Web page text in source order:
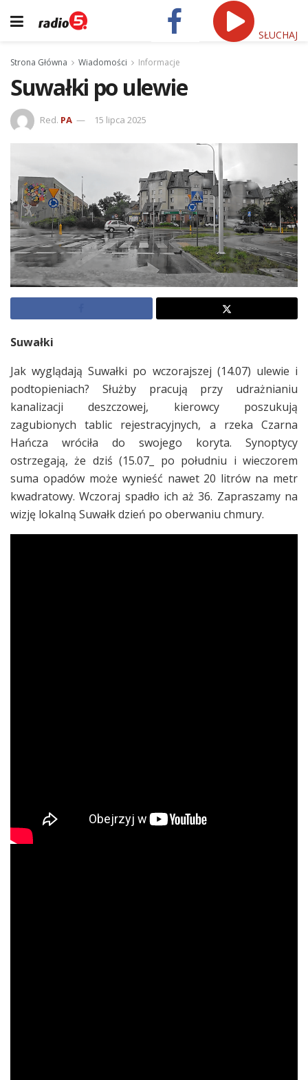
SŁUCHAJ
Strona Główna Wiadomości Informacje
Suwałki po ulewie
Red. PA 15 lipca 2025
Suwałki
Jak wyglądają Suwałki po wczorajszej (14.07) ulewie i
podtopieniach? Służby pracują przy udrażnianiu
kanalizacji deszczowej, kierowcy poszukują
zagubionych tablic rejestracyjnych, a rzeka Czarna
Hańcza wróciła do swojego koryta. Synoptycy
ostrzegają, że dziś (15.07_ po południu i wieczorem
suma opadów może wynieść nawet 20 litrów na metr
kwadratowy. Wczoraj spadło ich aż 36. Zapraszamy na
wizję lokalną Suwałk dzień po oberwaniu chmury.